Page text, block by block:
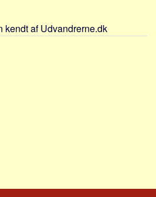
kendt af Udvandrerne.dk